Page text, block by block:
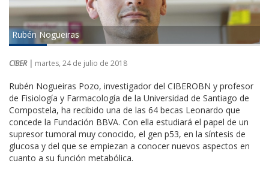
Rubén Nogueiras
CIBER | martes, 24 de julio de 2018
Rubén Nogueiras Pozo, investigador del CIBEROBN y profesor
de Fisiología y Farmacología de la Universidad de Santiago de
Compostela, ha recibido una de las 64 becas Leonardo que
concede la Fundación BBVA. Con ella estudiará el papel de un
supresor tumoral muy conocido, el gen p53, en la síntesis de
glucosa y del que se empiezan a conocer nuevos aspectos en
cuanto a su función metabólica.